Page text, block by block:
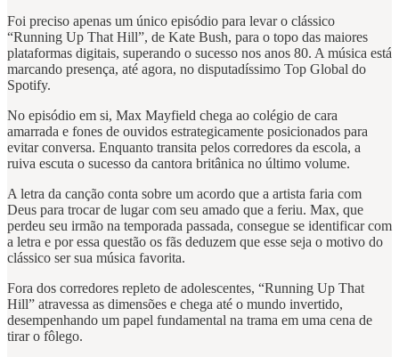
Foi preciso apenas um único episódio para levar o clássico
“Running Up That Hill”, de Kate Bush, para o topo das maiores
plataformas digitais, superando o sucesso nos anos 80. A música está
marcando presença, até agora, no disputadíssimo Top Global do
Spotify.
No episódio em si, Max Mayfield chega ao colégio de cara
amarrada e fones de ouvidos estrategicamente posicionados para
evitar conversa. Enquanto transita pelos corredores da escola, a
ruiva escuta o sucesso da cantora britânica no último volume.
A letra da canção conta sobre um acordo que a artista faria com
Deus para trocar de lugar com seu amado que a feriu. Max, que
perdeu seu irmão na temporada passada, consegue se identificar com
a letra e por essa questão os fãs deduzem que esse seja o motivo do
clássico ser sua música favorita.
Fora dos corredores repleto de adolescentes, “Running Up That
Hill” atravessa as dimensões e chega até o mundo invertido,
desempenhando um papel fundamental na trama em uma cena de
tirar o fôlego.